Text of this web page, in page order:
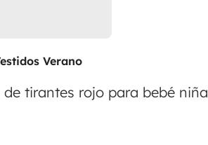
Verano
tirantes rojo para bebé niña